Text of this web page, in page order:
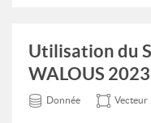
Utilisation du
WALOUS 2023
Donnée Vecteur